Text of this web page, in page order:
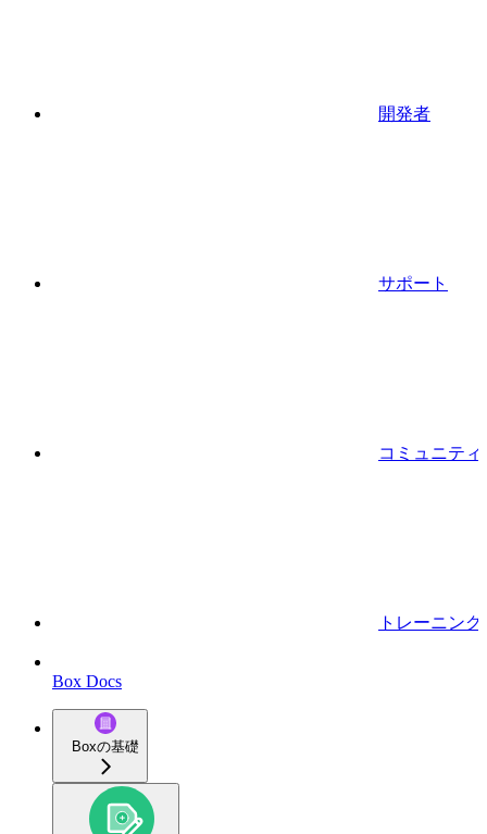
開発者
サポート
コミュニティ
トレーニング
Box Docs
Boxの基礎